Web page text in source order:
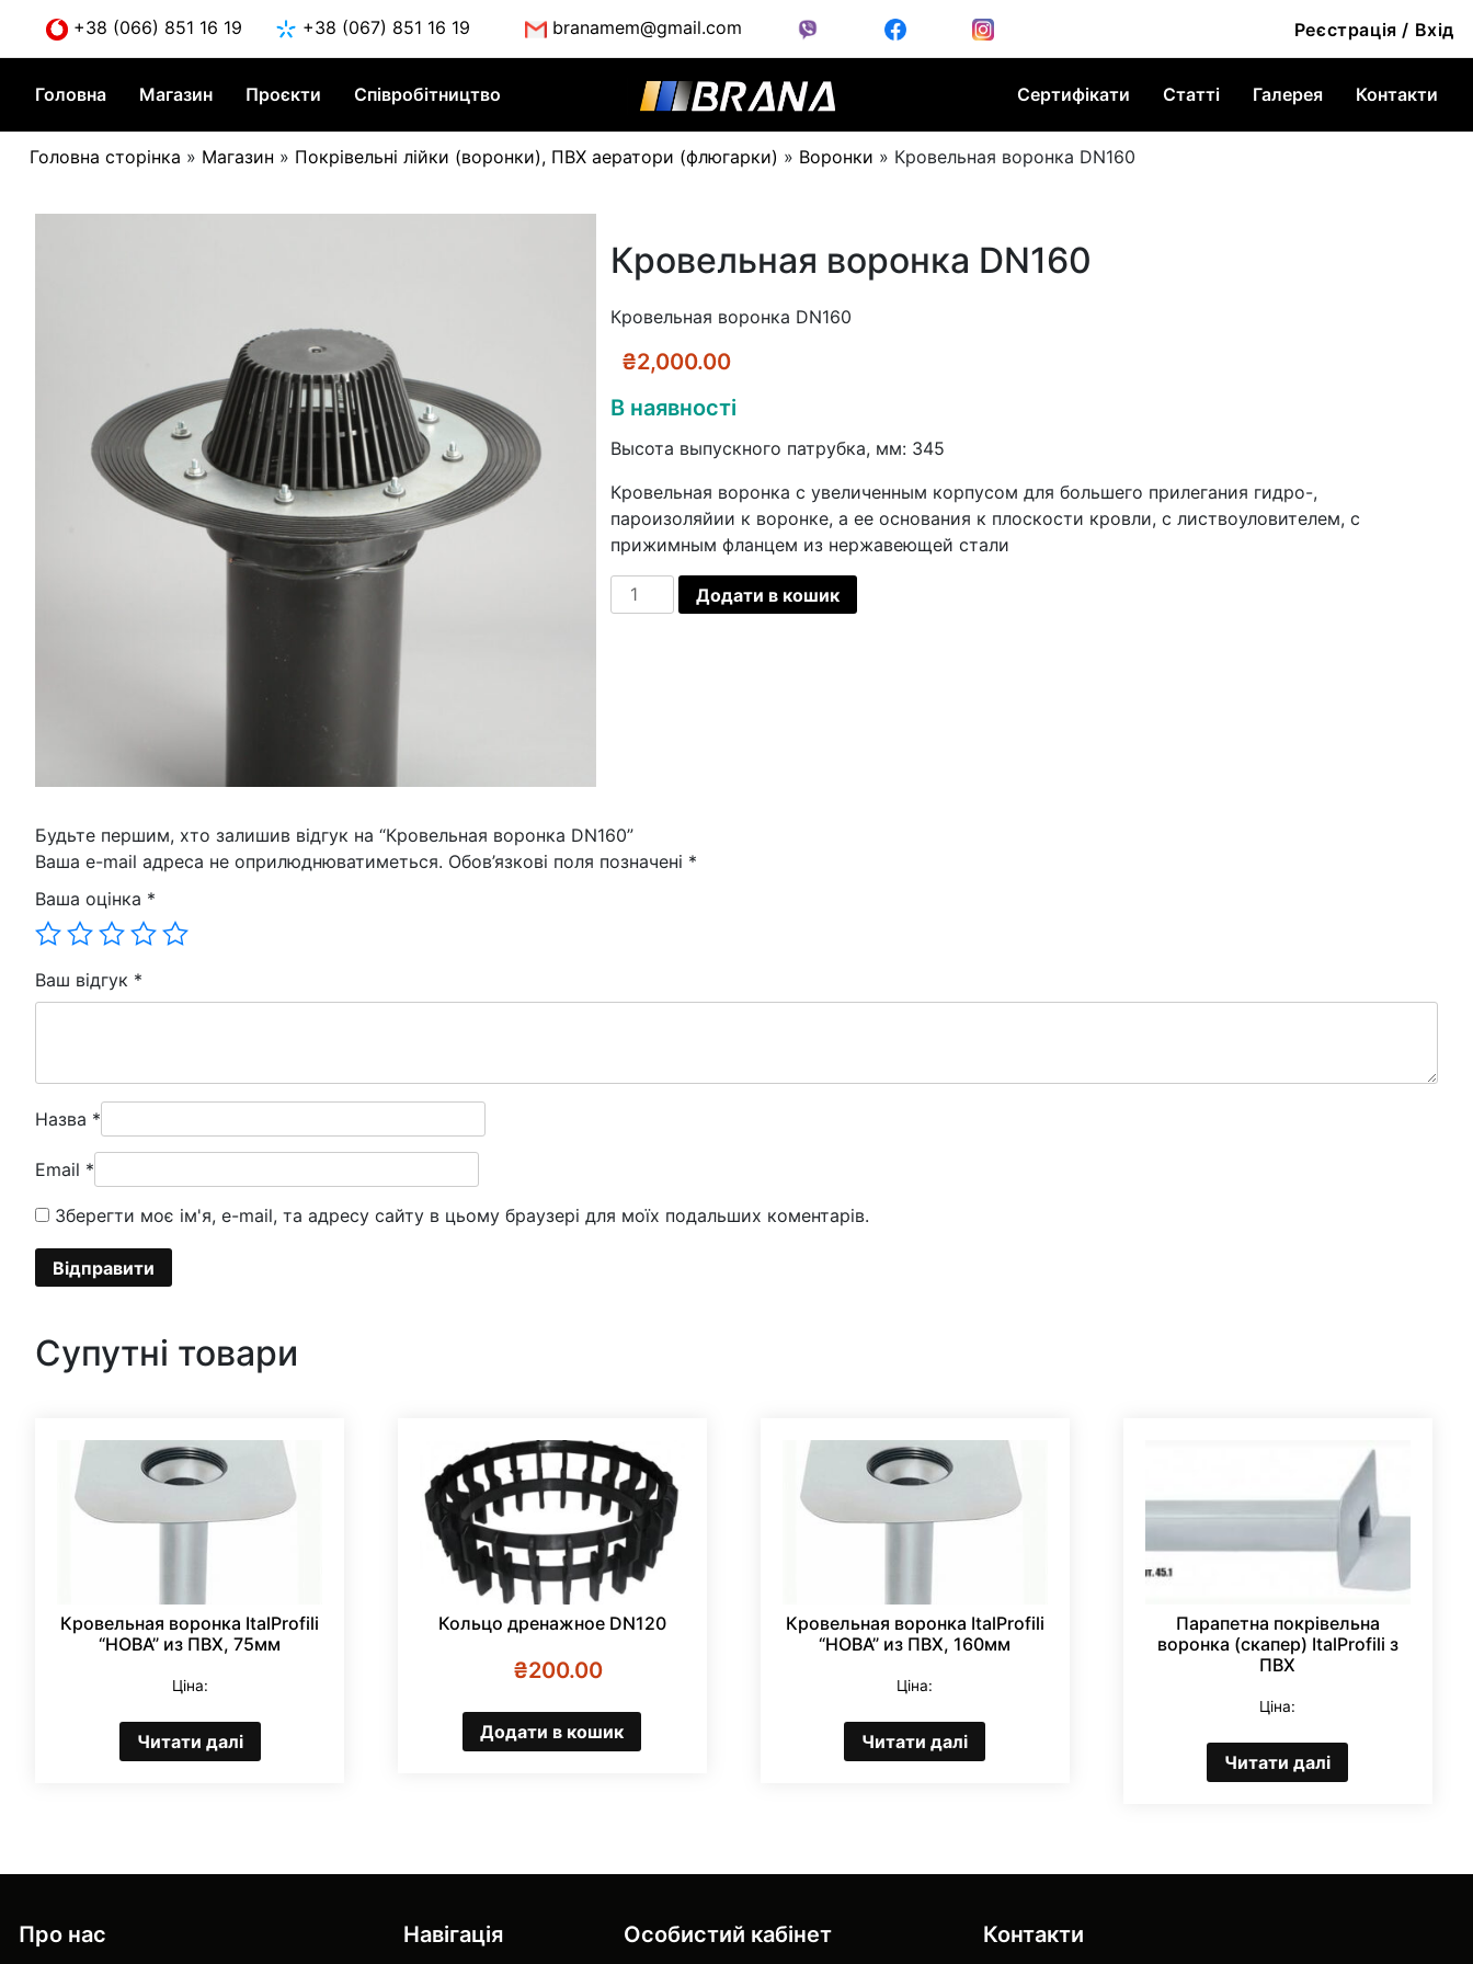
content
+38 (066) 851 16 19 +38 (067) 851 16 19 branamem@gmail.com Реєстрація / Вхід
Головна Магазин Проєкти Співробітництво Сертифікати Статті Галерея Контакти
Головна сторінка » Магазин » Покрівельні лійки (воронки), ПВХ аератори (флюгарки) » Воронки » Кровельная воронка DN160
Кровельная воронка DN160
Кровельная воронка DN160
₴2,000.00
В наявності
Высота выпускного патрубка, мм: 345
Кровельная воронка с увеличенным корпусом для большего прилегания гидро-,
пароизоляйии к воронке, а ее основания к плоскости кровли, с листвоуловителем, с
прижимным фланцем из нержавеющей стали
Кровельная
воронка
Додати в кошик
Будьте першим, хто залишив відгук на “Кровельная воронка DN160”
Ваша e-mail адреса не оприлюднюватиметься. Обов’язкові поля позначені *
Ваша оцінка *
Ваш відгук *
Назва *
Email *
Зберегти моє ім'я, e-mail, та адресу сайту в цьому браузері для моїх подальших коментарів.
Супутні товари
Кровельная воронка ItalProfili
“НОВА” из ПВХ, 75мм
Ціна:
Читати далі
Кольцо дренажное DN120
₴200.00
Додати в кошик
Кровельная воронка ItalProfili
“НОВА” из ПВХ, 160мм
Ціна:
Читати далі
Парапетна покрівельна
воронка (скапер) ItalProfili з
ПВХ
Ціна:
Читати далі
Про нас Навігація Особистий кабінет Контакти